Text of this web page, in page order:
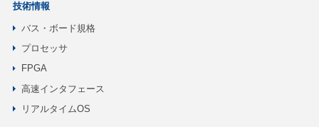
技術情報
バス・ボード規格
プロセッサ
FPGA
高速インタフェース
リアルタイムOS